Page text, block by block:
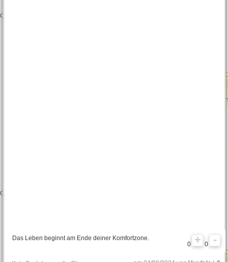
0 0
Das Leben beginnt am Ende deiner Komfortzone.